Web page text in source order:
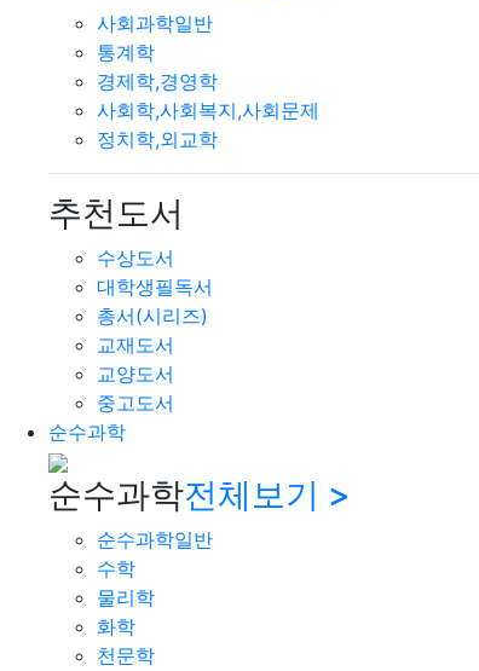
사회과학일반
통계학
경제학,경영학
사회학,사회복지,사회문제
정치학,외교학
추천도서
수상도서
대학생필독서
총서(시리즈)
교재도서
교양도서
중고도서
순수과학
순수과학전체보기 >
순수과학일반
수학
물리학
화학
천문학